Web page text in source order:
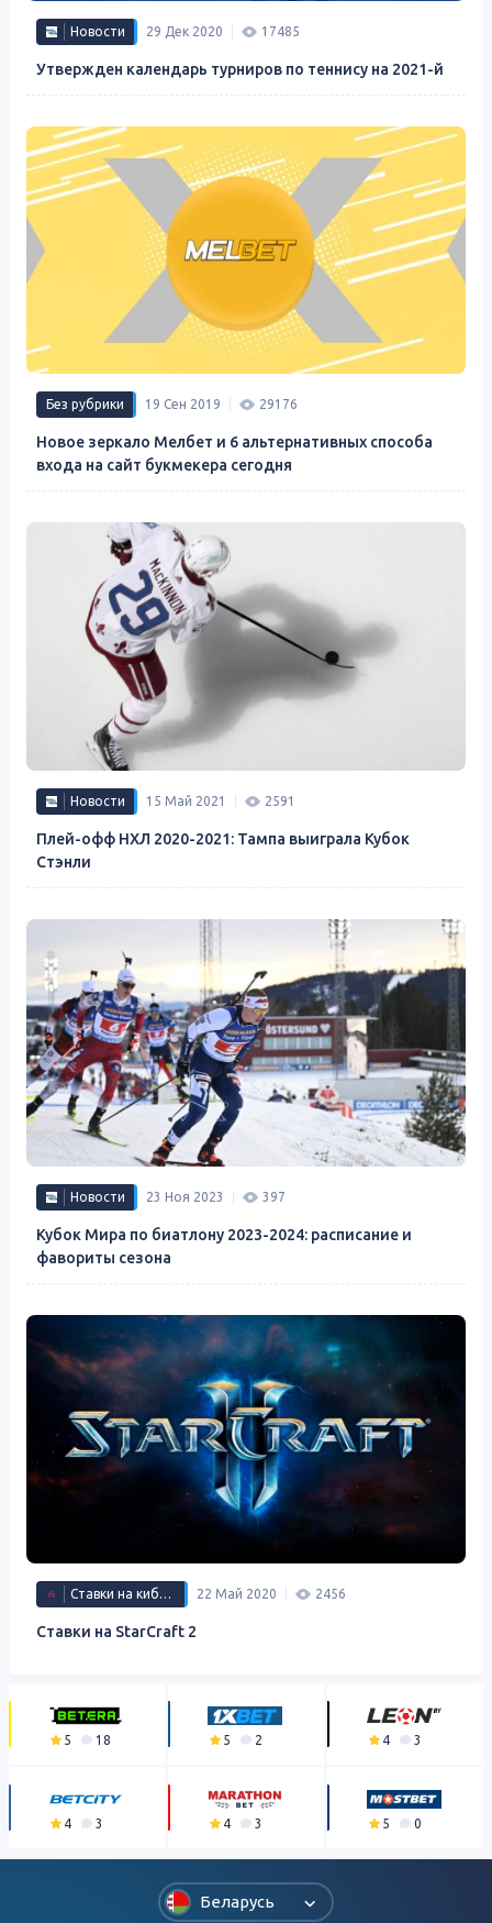
Новости 29 Дек 2020 17485
Утвержден календарь турниров по теннису на 2021-й
Без рубрики 19 Сен 2019 29176
Новое зеркало Мелбет и 6 альтернативных способа
входа на сайт букмекера сегодня
Новости 15 Май 2021 2591
Плей-офф НХЛ 2020-2021: Тампа выиграла Кубок
Стэнли
Новости 23 Ноя 2023 397
Кубок Мира по биатлону 2023-2024: расписание и
фавориты сезона
Ставки на киберспорт 22 Май 2020 2456
Ставки на StarCraft 2
5 18 5 2 4 3
4 3 4 3 5 0
Беларусь